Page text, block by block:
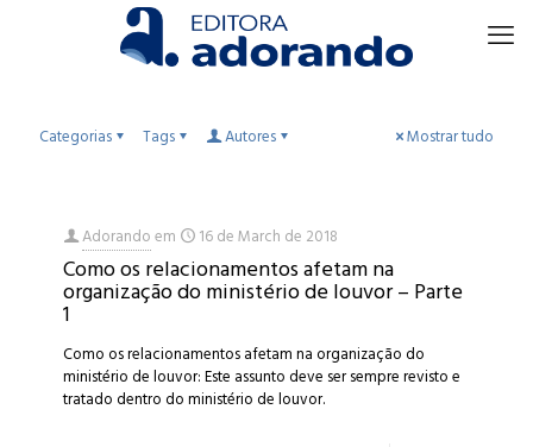
Categorias Tags Autores Mostrar tudo
Adorandoem 16 de March de 2018
Como os relacionamentos afetam na
organização do ministério de louvor – Parte
1
Como os relacionamentos afetam na organização do
ministério de louvor: Este assunto deve ser sempre revisto e
tratado dentro do ministério de louvor.